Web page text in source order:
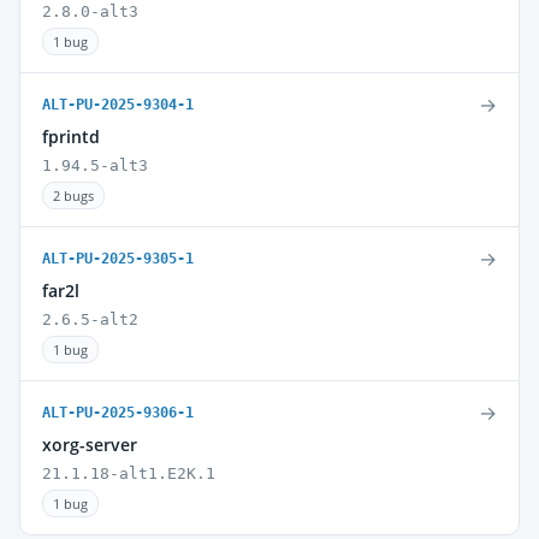
2.8.0-alt3
1 bug
ALT-PU-2025-9304-1
fprintd
1.94.5-alt3
2 bugs
→
ALT-PU-2025-9305-1
far2l
2.6.5-alt2
1 bug
→
ALT-PU-2025-9306-1
xorg-server
21.1.18-alt1.E2K.1
1 bug
→